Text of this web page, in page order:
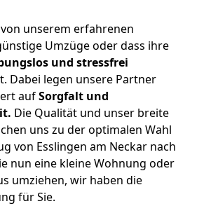
unserem erfahrenen
Umzüge oder dass ihre
und stressfrei
Dabei legen unsere Partner
aufSorgfalt und
Die Qualität und unser breite
uns zu der optimalen Wahl
von Esslingen am Neckar nach
nun eine kleine Wohnung oder
umziehen, wir haben die
für Sie.